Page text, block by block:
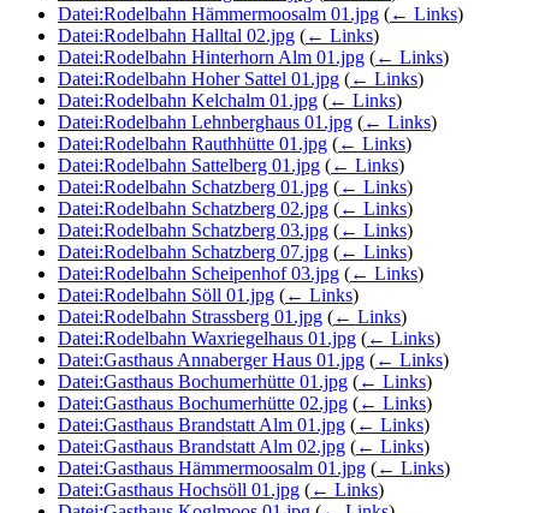
Datei:Rodelbahn Hämmermoosalm 01.jpg (← Links)
Datei:Rodelbahn Halltal 02.jpg (← Links)
Datei:Rodelbahn Hinterhorn Alm 01.jpg (← Links)
Datei:Rodelbahn Hoher Sattel 01.jpg (← Links)
Datei:Rodelbahn Kelchalm 01.jpg (← Links)
Datei:Rodelbahn Lehnberghaus 01.jpg (← Links)
Datei:Rodelbahn Rauthhütte 01.jpg (← Links)
Datei:Rodelbahn Sattelberg 01.jpg (← Links)
Datei:Rodelbahn Schatzberg 01.jpg (← Links)
Datei:Rodelbahn Schatzberg 02.jpg (← Links)
Datei:Rodelbahn Schatzberg 03.jpg (← Links)
Datei:Rodelbahn Schatzberg 07.jpg (← Links)
Datei:Rodelbahn Scheipenhof 03.jpg (← Links)
Datei:Rodelbahn Söll 01.jpg (← Links)
Datei:Rodelbahn Strassberg 01.jpg (← Links)
Datei:Rodelbahn Waxriegelhaus 01.jpg (← Links)
Datei:Gasthaus Annaberger Haus 01.jpg (← Links)
Datei:Gasthaus Bochumerhütte 01.jpg (← Links)
Datei:Gasthaus Bochumerhütte 02.jpg (← Links)
Datei:Gasthaus Brandstatt Alm 01.jpg (← Links)
Datei:Gasthaus Brandstatt Alm 02.jpg (← Links)
Datei:Gasthaus Hämmermoosalm 01.jpg (← Links)
Datei:Gasthaus Hochsöll 01.jpg (← Links)